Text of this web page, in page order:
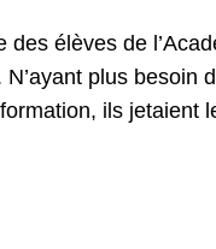
élèves de
plus besoin
ils jetaient